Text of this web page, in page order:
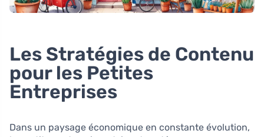
Les Stratégies de Contenu
pour les Petites
Entreprises
Dans un paysage économique en constante évolution,